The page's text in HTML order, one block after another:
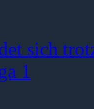
sich
1